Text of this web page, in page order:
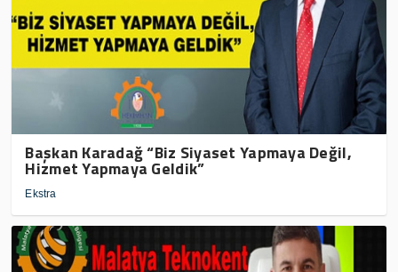
Başkan Karadağ “Biz Siyaset Yapmaya Değil,
Hizmet Yapmaya Geldik”
Ekstra